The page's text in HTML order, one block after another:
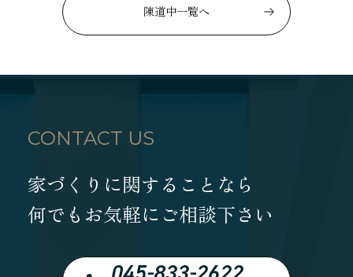
陳道中一覧へ
CONTACT US
家づくりに関することなら
何でもお気軽にご相談下さい